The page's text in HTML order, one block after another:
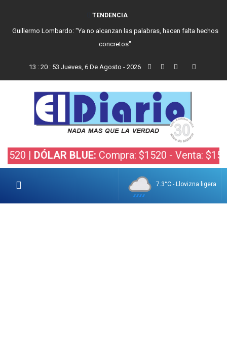
TENDENCIA
Guillermo Lombardo: "Ya no alcanzan las palabras, hacen falta hechos
concretos"
13 : 20: 53 Jueves, 6 De Agosto - 2026
|DÓLAR BLUE:Compra: $1520 - Venta: $1540 |
7.3°C - Llovizna ligera